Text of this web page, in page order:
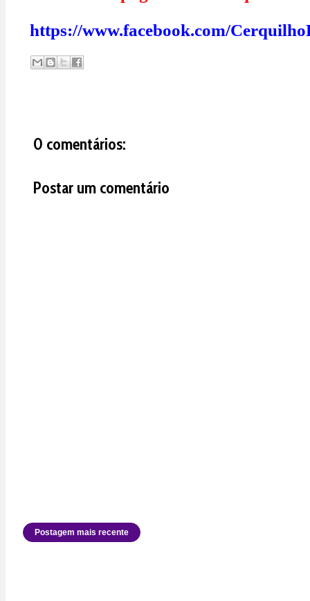
https://www.facebook.com/
0 comentários:
Postar um comentário
Postagem mais recente